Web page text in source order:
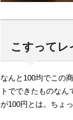
こすってレ
なんと100均でこの
トでできたものな
が100円とは。ちょ